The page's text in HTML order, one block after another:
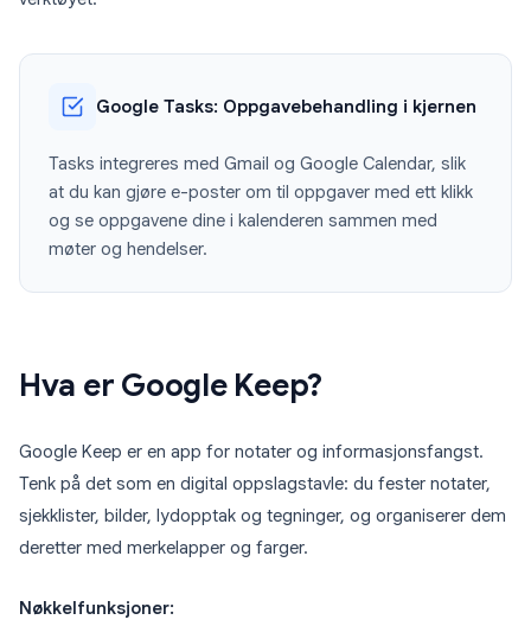
Google Tasks: Oppgavebehandling i kjernen
Tasks integreres med Gmail og Google Calendar, slik
at du kan gjøre e-poster om til oppgaver med ett klikk
og se oppgavene dine i kalenderen sammen med
møter og hendelser.
Hva er Google Keep?
Google Keep er en app for notater og informasjonsfangst.
Tenk på det som en digital oppslagstavle: du fester notater,
sjekklister, bilder, lydopptak og tegninger, og organiserer dem
deretter med merkelapper og farger.
Nøkkelfunksjoner: